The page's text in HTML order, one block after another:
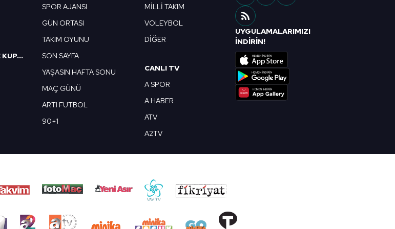
ZİRAAT TÜRKİYE KUPASI
SPOR AJANSI
GÜN ORTASI
TAKIM OYUNU
SON SAYFA
YAŞASIN HAFTA SONU
MAÇ GÜNÜ
ARTI FUTBOL
90+1
MİLLİ TAKIM
VOLEYBOL
DİĞER
CANLI TV
A SPOR
A HABER
ATV
A2TV
UYGULAMALARIMIZI
İNDİRİN!